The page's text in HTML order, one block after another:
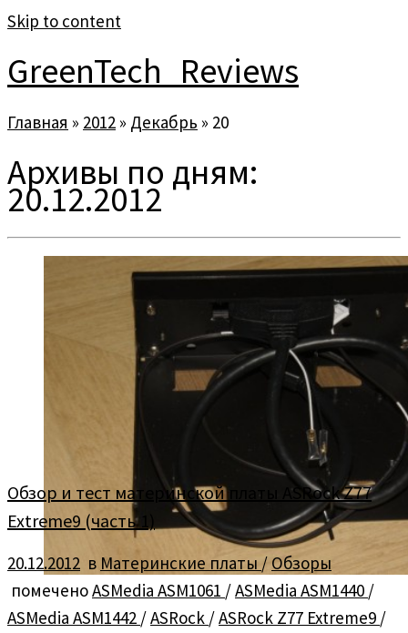
Skip to content
GreenTech_Reviews
Главная » 2012 » Декабрь » 20
Архивы по дням:
20.12.2012
Обзор и тест материнской платы ASRock Z77
Extreme9 (часть 1)
20.12.2012 в Материнские платы / Обзоры
помеченоASMedia ASM1061 /ASMedia ASM1440 /
ASMedia ASM1442 /ASRock /ASRock Z77 Extreme9 /